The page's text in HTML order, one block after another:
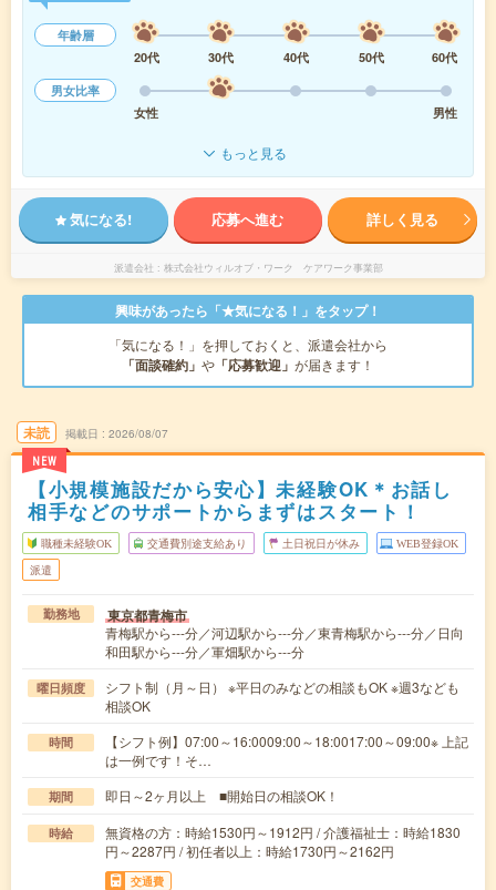
年齢層
20代
30代 40代 50代
60代
男女比率
女性
男性
もっと見る
気になる! 応募へ進む 詳しく見る
派遣会社 株式会社ウィルオブ・ワーク ケアワーク事業部
興味があったら「★気になる！」をタップ！
「気になる！」を押しておくと、派遣会社から
「面談確約」 や 「応募歓迎」 が届きます！
未読
NEW
掲載日 2026/08/07
【小規模施設だから安心】未経験OK＊お話し
相手などのサポートからまずはスタート！
職種未経験OK 交通費別途支給あり 土日祝日が休み WEB登録OK
派遣
勤務地 東京都青梅市
青梅駅から---分／河辺駅から---分／東青梅駅から---分／日向
和田駅から---分／軍畑駅から---分
曜日頻度
シフト制（月～日） ※平日のみなどの相談もOK ※週3なども
相談OK
時間
【シフト例】07:00～16:0009:00～18:0017:00～09:00※ 上記
は一例です！そ…
期間 即日～2ヶ月以上 ■開始日の相談OK！
時給
無資格の方：時給1530円～1912円 / 介護福祉士：時給1830
円～2287円 / 初任者以上：時給1730円～2162円
交通費